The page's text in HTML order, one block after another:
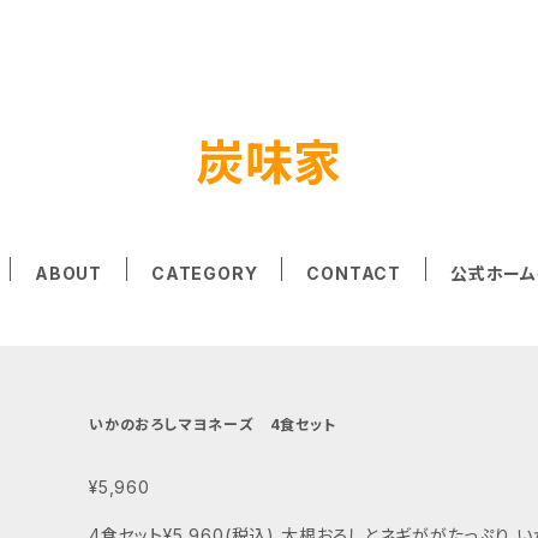
炭味家
ABOUT CATEGORY CONTACT 公式ホー
いかのおろしマヨネーズ 4食セット
¥5,960